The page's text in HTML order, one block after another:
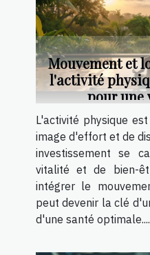
Mouvement et
l'activité
pour une
L'activité physique
image d'effort et de
investissement se
vitalité et de bien-
intégrer le
peut devenir la clé
d'une santé optimale....